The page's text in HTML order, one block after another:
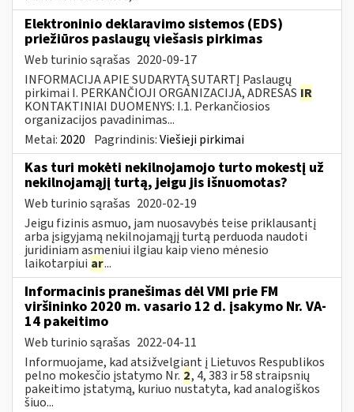
Elektroninio deklaravimo sistemos (EDS)
priežiūros paslaugų viešasis pirkimas
Web turinio sąrašas 2020-09-17
INFORMACIJA APIE SUDARYTĄ SUTARTĮ Paslaugų
pirkimai I. PERKANČIOJI ORGANIZACIJA, ADRESAS IR
KONTAKTINIAI DUOMENYS: I.1. Perkančiosios
organizacijos pavadinimas...
Metai: 2020 Pagrindinis:Viešieji pirkimai
Kas turi mokėti nekilnojamojo turto mokestį už
nekilnojamąjį turtą, jeigu jis išnuomotas?
Web turinio sąrašas 2020-02-19
Jeigu fizinis asmuo, jam nuosavybės teise priklausantį
arba įsigyjamą nekilnojamąjį turtą perduoda naudoti
juridiniam asmeniui ilgiau kaip vieno mėnesio
laikotarpiui ar...
Informacinis pranešimas dėl VMI prie FM
viršininko 2020 m. vasario 12 d. įsakymo Nr. VA-
14 pakeitimo
Web turinio sąrašas 2022-04-11
Informuojame, kad atsižvelgiant į Lietuvos Respublikos
pelno mokesčio įstatymo Nr. 2, 4, 383 ir 58 straipsnių
pakeitimo įstatymą, kuriuo nustatyta, kad analogiškos
šiuo...